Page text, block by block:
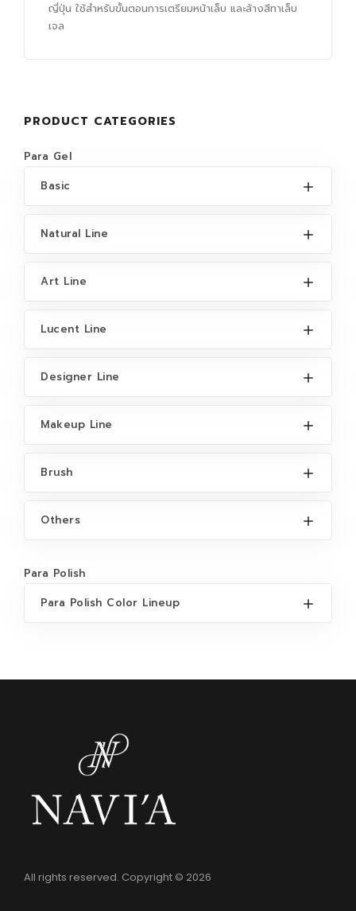
ญี่ปุ่น ใช้สำหรับขั้นตอนการเตรียมหน้าเล็บ และล้างสีทาเล็บ
เจล
PRODUCT CATEGORIES
Para Gel
Basic
Natural Line
Art Line
Lucent Line
Designer Line
Makeup Line
Brush
Others
Para Polish
Para Polish Color Lineup
All rights reserved. Copyright © 2026